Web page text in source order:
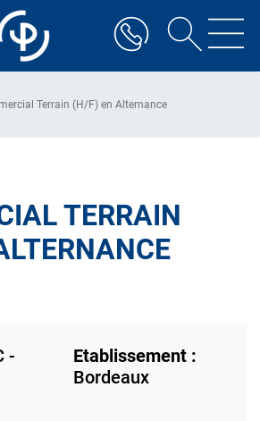
Terrain (H/F) en Alternance
TERRAIN
-
Etablissement :
Bordeaux